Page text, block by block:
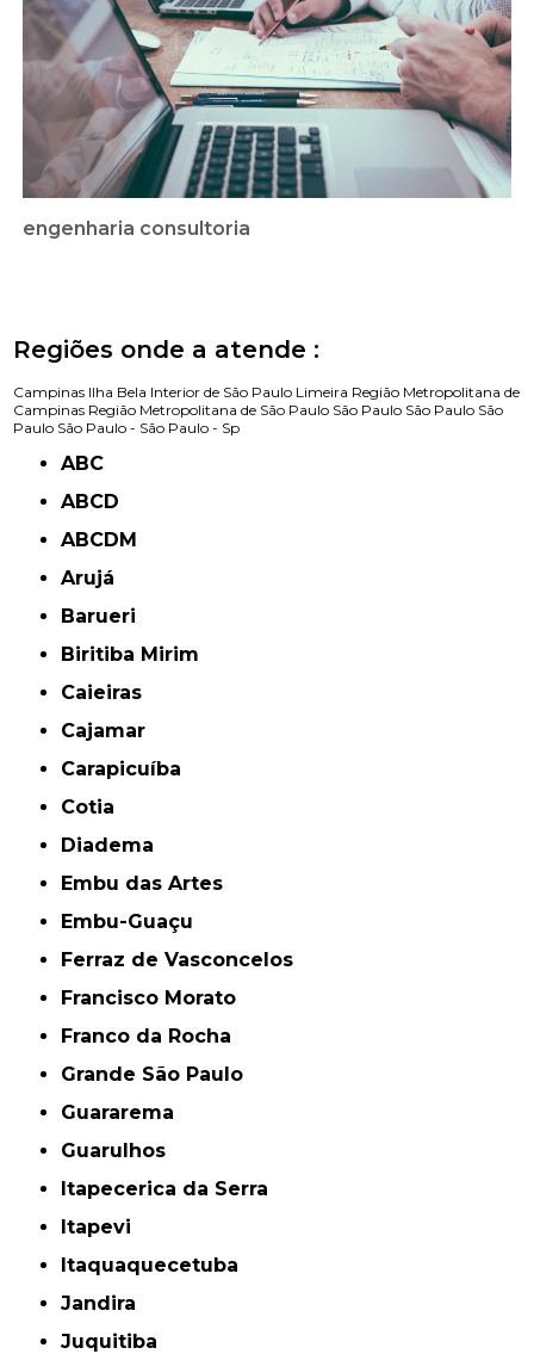
engenharia consultoria
Regiões onde a atende :
Campinas Ilha Bela Interior de São Paulo Limeira Região Metropolitana de
Campinas Região Metropolitana de São Paulo São Paulo São Paulo São
Paulo São Paulo - São Paulo - Sp
ABC
ABCD
ABCDM
Arujá
Barueri
Biritiba Mirim
Caieiras
Cajamar
Carapicuíba
Cotia
Diadema
Embu das Artes
Embu-Guaçu
Ferraz de Vasconcelos
Francisco Morato
Franco da Rocha
Grande São Paulo
Guararema
Guarulhos
Itapecerica da Serra
Itapevi
Itaquaquecetuba
Jandira
Juquitiba